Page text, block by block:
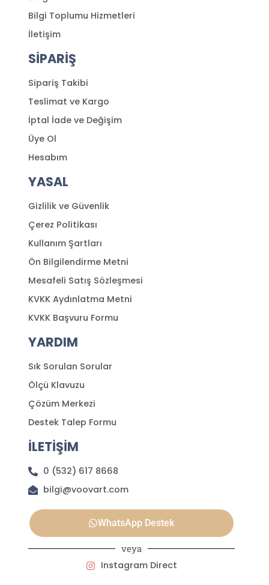
Bilgi Toplumu Hizmetleri
İletişim
SİPARİŞ
Sipariş Takibi
Teslimat ve Kargo
İptal İade ve Değişim
Üye Ol
Hesabım
YASAL
Gizlilik ve Güvenlik
Çerez Politikası
Kullanım Şartları
Ön Bilgilendirme Metni
Mesafeli Satış Sözleşmesi
KVKK Aydınlatma Metni
KVKK Başvuru Formu
YARDIM
Sık Sorulan Sorular
Ölçü Klavuzu
Çözüm Merkezi
Destek Talep Formu
İLETİŞİM
0 (532) 617 8668
bilgi@voovart.com
WhatsApp Destek
veya
Instagram Direct